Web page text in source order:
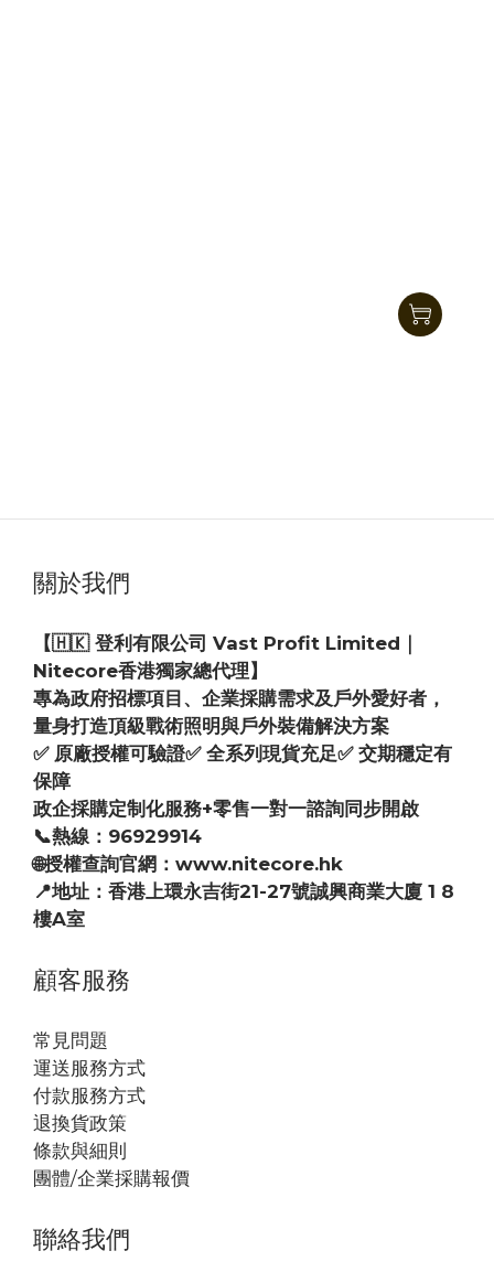
關於我們
【🇭🇰 登利有限公司 Vast Profit Limited｜
Nitecore香港獨家總代理】
專為政府招標項目、企業採購需求及戶外愛好者，
量身打造頂級戰術照明與戶外裝備解決方案
✅ 原廠授權可驗證✅ 全系列現貨充足✅ 交期穩定有
保障
政企採購定制化服務+零售一對一諮詢同步開啟
📞熱線：96929914
🌐授權查詢官網：www.nitecore.hk
📍地址：香港上環永吉街21-27號誠興商業大廈 1 8
樓A室
顧客服務
常見問題
運送服務方式
付款服務方式
退換貨政策
條款與細則
團體/企業採購報價
聯絡我們